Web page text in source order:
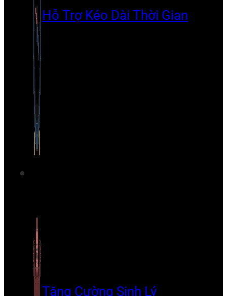
Hỗ Trợ Kéo Dài Thời Gian
Tăng Cường Sinh Lý